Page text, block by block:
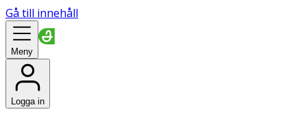
Gå till innehåll
Meny
Logga in